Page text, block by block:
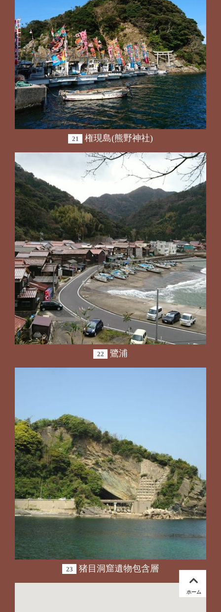
21 権現島(熊野神社)
22 鷺浦
23 猪目洞窟遺物包含層
ホーム